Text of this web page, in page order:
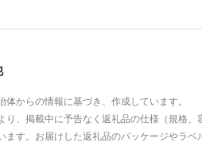
体からの情報に基づき、作成しています。
り、掲載中に予告なく返礼品の仕様（規格
ます。お届けした返礼品のパッケージやラ